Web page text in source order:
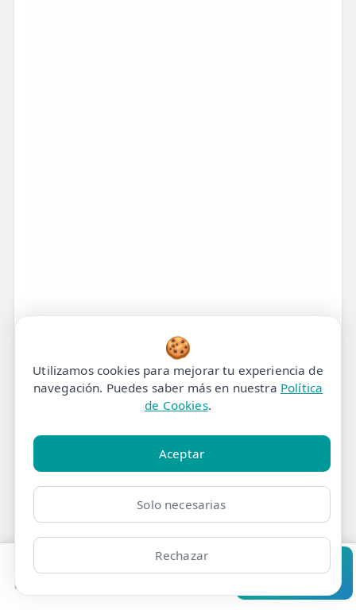
Clínicas
¿Tu Bebé Llora Sin
Consuelo? Descubre el
Pedir cita Consultar
🍪
Utilizamos cookies para mejorar tu experiencia de
navegación. Puedes saber más en nuestra Política
de Cookies.
Aceptar
Solo necesarias
Rechazar